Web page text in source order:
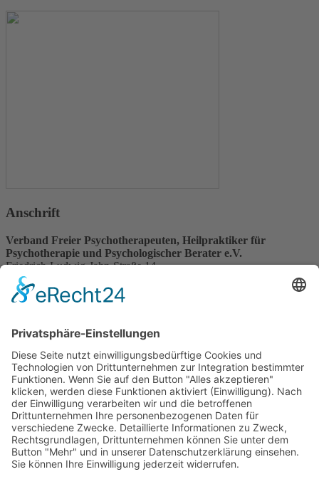
Anschrift
Verband Freier Psychotherapeuten, Heilpraktiker für
Psychotherapie und Psychologischer Berater e.V.
Friedrich-Ludwig-Jahn-Straße 14
31582 Nienburg/Weser
Service-Team
05021-8650320
Diese E-Mail-Adresse ist vor Spambots geschützt! Zur Anzeige
muss JavaScript eingeschaltet sein.
Wir sind Mitglied